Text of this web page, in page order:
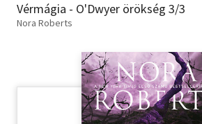
Erotika
Hobbi, szabadidő
Vérmágia - O'Dwyer örökség 3/3
Nora Roberts